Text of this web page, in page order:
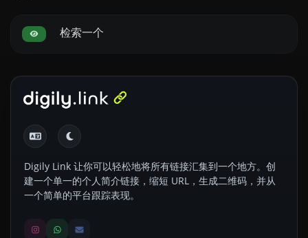
检索一个
Digily Link 让你可以轻松地将所有链接汇集到一个地方。创
建一个单一的个人简介链接，缩短 URL，生成二维码，并从
一个简单的平台跟踪表现。